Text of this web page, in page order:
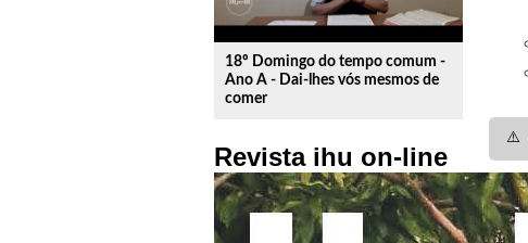
18º Domingo do tempo comum -
Ano A - Dai-lhes vós mesmos de
comer
Revista ihu on-line
⚠️